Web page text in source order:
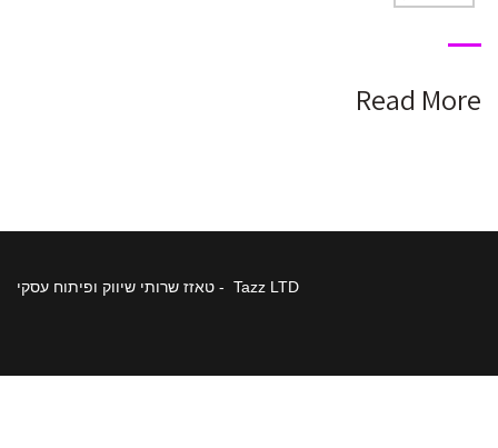
Read More
Tazz LTD - טאזז שרותי שיווק ופיתוח עסקי